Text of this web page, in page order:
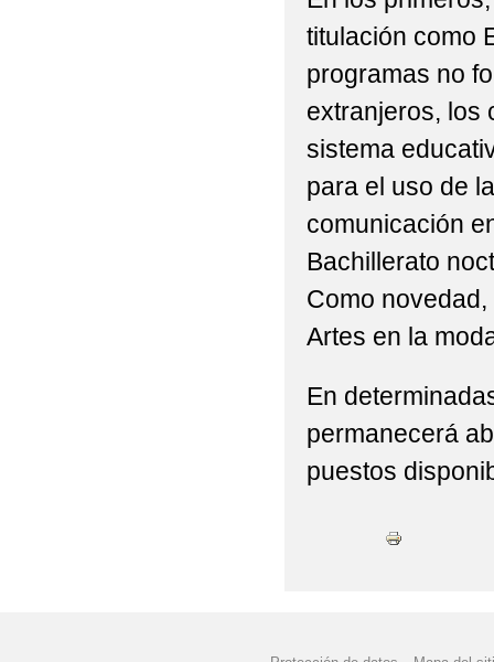
titulación como
programas no
extranjeros, los
sistema
para el uso de
comunicación
Bachillerato
Como
Artes en la
En
permanecerá
puestos